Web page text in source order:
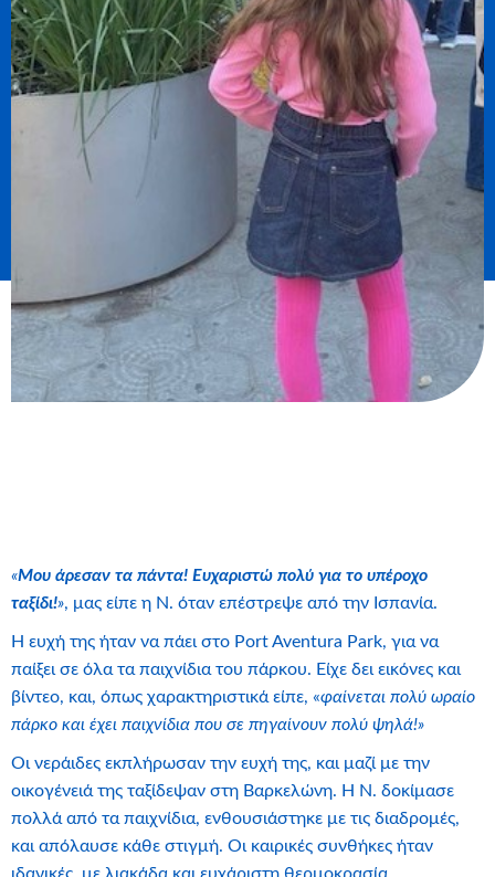
«Μου άρεσαν τα πάντα! Ευχαριστώ πολύ για το υπέροχο
ταξίδι!», μας είπε η Ν. όταν επέστρεψε από την Ισπανία.
Η ευχή της ήταν να πάει στο Port Aventura Park, για να
παίξει σε όλα τα παιχνίδια του πάρκου. Είχε δει εικόνες και
βίντεο, και, όπως χαρακτηριστικά είπε, «φαίνεται πολύ ωραίο
πάρκο και έχει παιχνίδια που σε πηγαίνουν πολύ ψηλά!»
Οι νεράιδες εκπλήρωσαν την ευχή της, και μαζί με την
οικογένειά της ταξίδεψαν στη Βαρκελώνη. Η Ν. δοκίμασε
πολλά από τα παιχνίδια, ενθουσιάστηκε με τις διαδρομές,
και απόλαυσε κάθε στιγμή. Οι καιρικές συνθήκες ήταν